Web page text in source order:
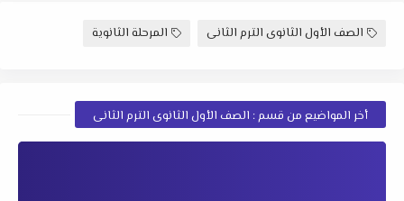
الصف الأول الثانوى الترم الثانى المرحلة الثانوية
أخر المواضيع من قسم : الصف الأول الثانوى الترم الثانى